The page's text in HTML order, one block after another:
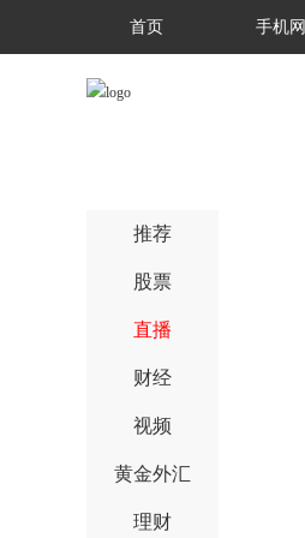
首页 手机网
推荐
股票
直播
财经
视频
黄金外汇
理财